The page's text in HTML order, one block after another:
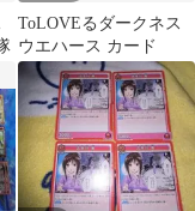
ToLOVEるダークネス
ウエハース カード